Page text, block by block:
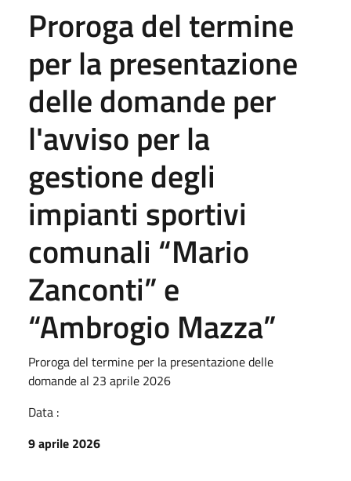
Proroga del termine
per la presentazione
delle domande per
l'avviso per la
gestione degli
impianti sportivi
comunali “Mario
Zanconti” e
“Ambrogio Mazza”
Proroga del termine per la presentazione delle
domande al 23 aprile 2026
Data :
9 aprile 2026